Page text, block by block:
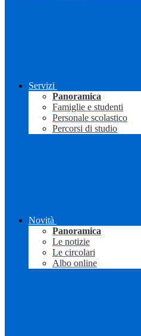
Servizi
Panoramica
Famiglie e studenti
Personale scolastico
Percorsi di studio
Novità
Panoramica
Le notizie
Le circolari
Albo online